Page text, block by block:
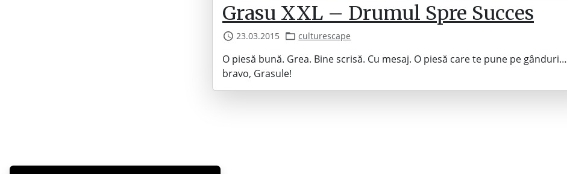
Grasu XXL – Drumul Spre Succes
23.03.2015 culturescape
O piesă bună. Grea. Bine scrisă. Cu mesaj. O piesă care te pune pe gânduri…
bravo, Grasule!